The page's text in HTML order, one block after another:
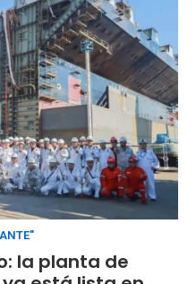
la planta de